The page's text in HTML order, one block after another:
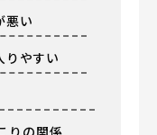
悪い
りやすい